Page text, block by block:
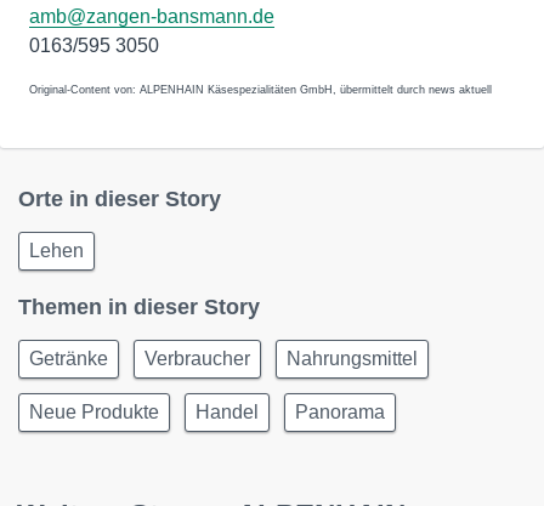
amb@zangen-bansmann.de
0163/595 3050
Original-Content von: ALPENHAIN Käsespezialitäten GmbH, übermittelt durch news aktuell
Orte in dieser Story
Lehen
Themen in dieser Story
Getränke Verbraucher Nahrungsmittel
Neue Produkte Handel Panorama